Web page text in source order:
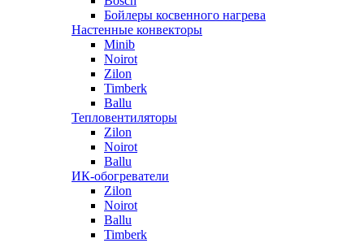
Бойлеры косвенного нагрева
Настенные конвекторы
Minib
Noirot
Zilon
Timberk
Ballu
Тепловентиляторы
Zilon
Noirot
Ballu
ИК-обогреватели
Zilon
Noirot
Ballu
Timberk